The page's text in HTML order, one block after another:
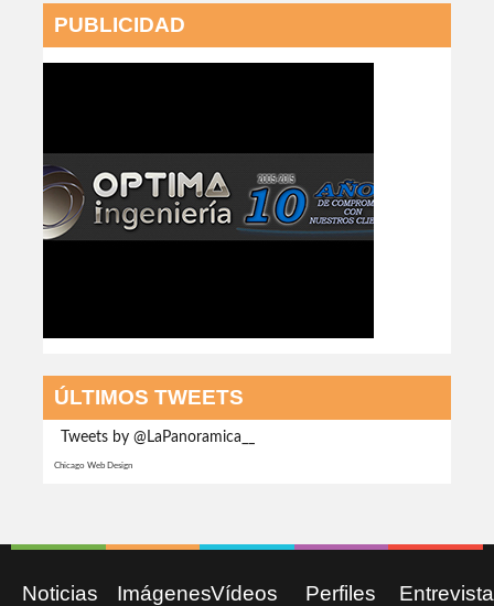
PUBLICIDAD
ÚLTIMOS TWEETS
Tweets by @LaPanoramica__
Chicago Web Design
Noticias ImágenesVídeos Perfiles